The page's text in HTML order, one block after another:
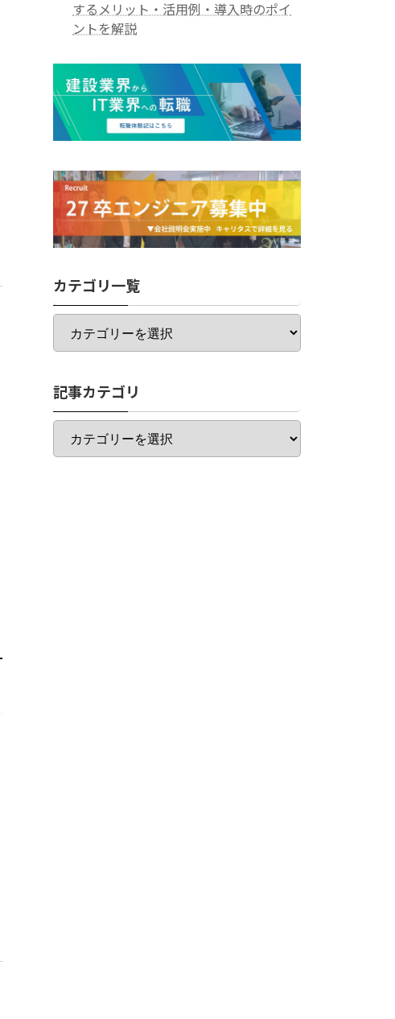
するメリット・活用例・導入時のポイ
ントを解説
カテゴリ一覧
カ
ゴ
一
覧
記事カテゴリ
記
カ